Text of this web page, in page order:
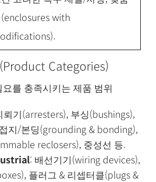
with
Categories)
를 충족시키는 제품 범위
뢰기(arresters), 부싱(bushings),
지/본딩(grounding & bonding),
reclosers), 중성선 등.
: 배선기기(wiring devices),
플러그 & 리셉터클(plugs &